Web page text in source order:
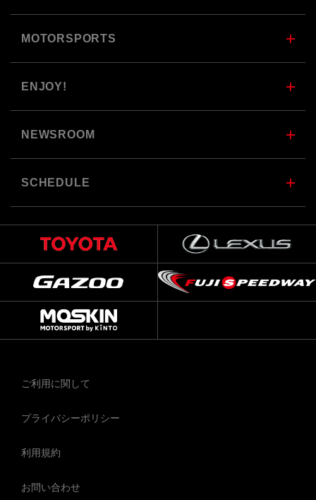
MOTORSPORTS
ENJOY!
NEWSROOM
SCHEDULE
ご利用に関して
プライバシーポリシー
利用規約
お問い合わせ